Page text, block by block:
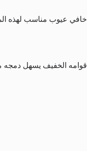
خافي عيوب مناسب لهذه
قوامه الخفيف يسهل